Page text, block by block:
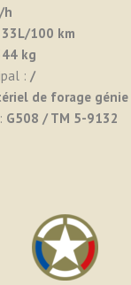
h
33L/100 km
kg
: /
de forage génie
G508 / TM 5-9132